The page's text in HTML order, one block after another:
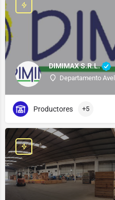
DIMIMAX S.R.L.
Departamento
Productores +5